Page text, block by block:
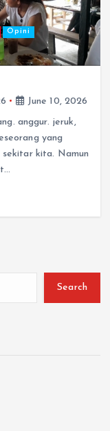
Opini
June 10, 2026
anggur. jeruk,
yang
kita. Namun
Search